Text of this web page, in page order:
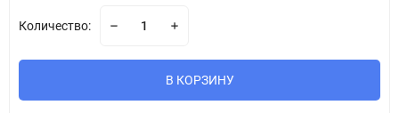
Количество:
В КОРЗИНУ